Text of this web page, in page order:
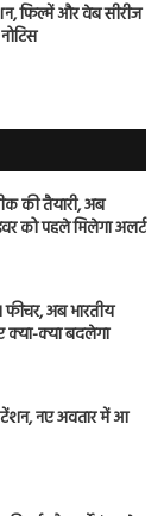
फिल्में और वेब सीरीज
की तैयारी, अब
को पहले मिलेगा अलर्ट
अब भारतीय
क्या-क्या बदलेगा
नए अवतार में आ